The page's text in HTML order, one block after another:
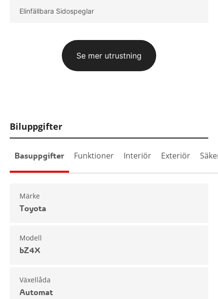
Elinfällbara Sidospeglar
Se mer utrustning
Biluppgifter
Basuppgifter Funktioner Interiör Exteriör
Märke
Toyota
Modell
bZ4X
Växellåda
Automat